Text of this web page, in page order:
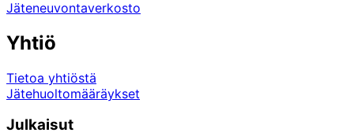
Jäteneuvontaverkosto
Yhtiö
Tietoa yhtiöstä
Jätehuoltomääräykset
Julkaisut